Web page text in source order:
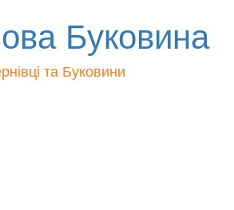
Буковина
та Буковини